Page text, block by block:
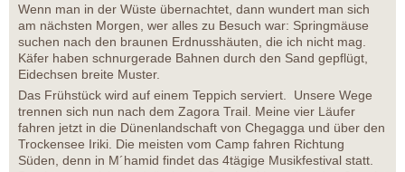
Wenn man in der Wüste übernachtet, dann wundert man sich
am nächsten Morgen, wer alles zu Besuch war: Springmäuse
suchen nach den braunen Erdnusshäuten, die ich nicht mag.
Käfer haben schnurgerade Bahnen durch den Sand gepflügt,
Eidechsen breite Muster.
Das Frühstück wird auf einem Teppich serviert. Unsere Wege
trennen sich nun nach dem Zagora Trail. Meine vier Läufer
fahren jetzt in die Dünenlandschaft von Chegagga und über den
Trockensee Iriki. Die meisten vom Camp fahren Richtung
Süden, denn in M´hamid findet das 4tägige Musikfestival statt.